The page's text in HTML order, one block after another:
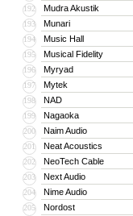
192 Mudra Akustik
193 Munari
194 Music Hall
195 Musical Fidelity
196 Myryad
197 Mytek
198 NAD
199 Nagaoka
200 Naim Audio
201 Neat Acoustics
202 NeoTech Cable
203 Next Audio
204 Nime Audio
205 Nordost